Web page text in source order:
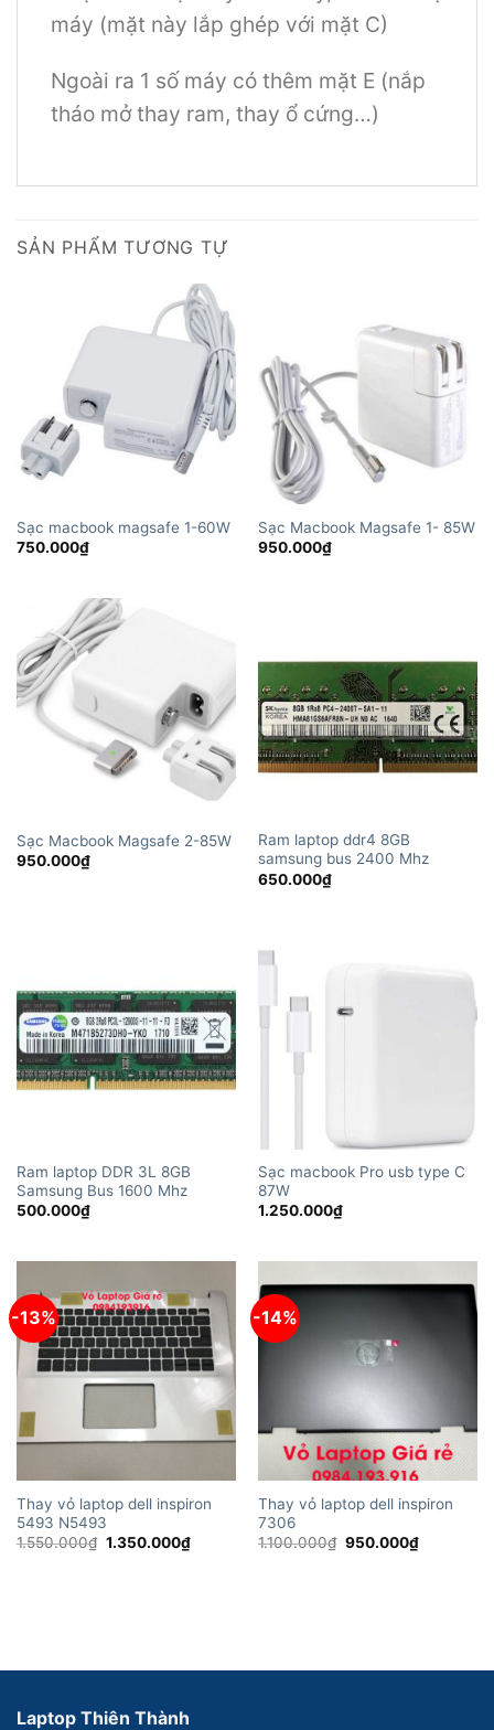
máy (mặt này lắp ghép với mặt C)
Ngoài ra 1 số máy có thêm mặt E (nắp
tháo mở thay ram, thay ổ cứng…)
SẢN PHẨM TƯƠNG TỰ
Sạc macbook magsafe 1-60W
750.000₫
Sạc Macbook Magsafe 1- 85W
950.000₫
Sạc Macbook Magsafe 2-85W
950.000₫
Ram laptop ddr4 8GB
samsung bus 2400 Mhz
650.000₫
Ram laptop DDR 3L 8GB
Samsung Bus 1600 Mhz
500.000₫
Sạc macbook Pro usb type C
87W
1.250.000₫
-13%
Thay vỏ laptop dell inspiron
5493 N5493
1.550.000₫ Giá
1.350.000₫Giá
hiện
-14%
Thay vỏ laptop dell inspiron
7306
1.100.000₫ Giá
950.000₫Giá
hiện
Laptop Thiên Thành